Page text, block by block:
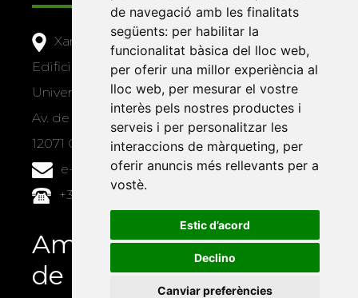
de navegació amb les finalitats
següents: per habilitar la
funcionalitat bàsica del lloc web,
per oferir una millor experiència al
lloc web, per mesurar el vostre
interès pels nostres productes i
serveis i per personalitzar les
interaccions de màrqueting, per
oferir anuncis més rellevants per a
vostè.
Estic d’acord
Declino
Canviar preferències
Xarxa Vives d'Universitats
Edifici Àgora
Universitat Jaume I, local 10
Av. de Vicent Sos Baynat, s/n
12071 Castelló de la Plana
e-buc@vives.org
+34 964 72 89 93
Amb el suport
de